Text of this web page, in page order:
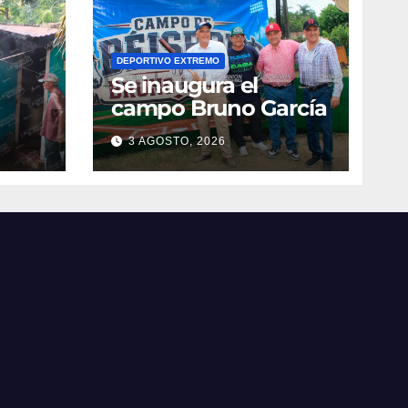
DEPORTIVO EXTREMO
Se inaugura el
campo Bruno García
3 AGOSTO, 2026